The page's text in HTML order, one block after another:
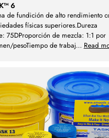
6
de fundición de alto rendimiento
físicas superiores.Dureza
75DProporción de mezcla: 1:1 por
pesoTiempo de trabaj... Read